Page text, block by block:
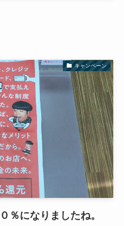
キャンペーン
％になりましたね。